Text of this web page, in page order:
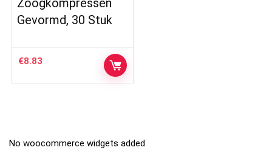
Gevormd, 30 Stuk
€8.83
No woocommerce widgets added